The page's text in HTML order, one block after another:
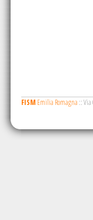
FISM Emilia Romagna ::Via